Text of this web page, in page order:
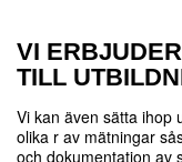
VI
TILL
Vi kan även sätta ihop
olika r av mätningar
och dokumentation av